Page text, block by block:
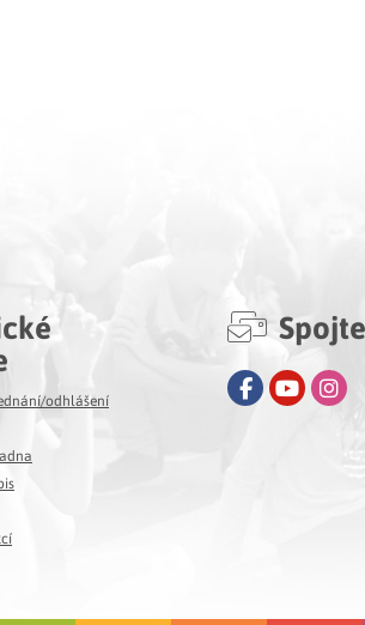
odhlášení
FacebookYoutube